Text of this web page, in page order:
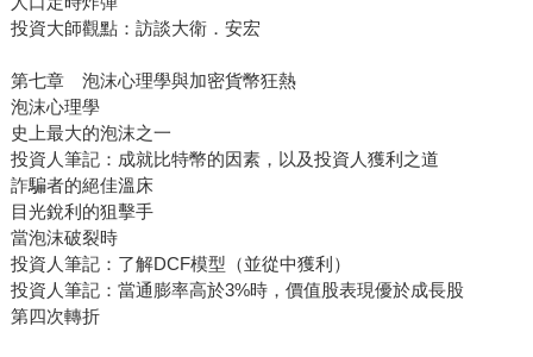
投資大師觀點：訪談大衛．安宏
第七章 泡沫心理學與加密貨幣狂熱
泡沫心理學
史上最大的泡沫之一
投資人筆記：成就比特幣的因素，以及投資人獲利之道
詐騙者的絕佳溫床
目光銳利的狙擊手
當泡沫破裂時
投資人筆記：了解DCF模型（並從中獲利）
投資人筆記：當通膨率高於3%時，價值股表現優於成長股
第四次轉折